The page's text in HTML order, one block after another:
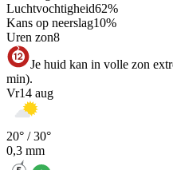
Luchtvochtigheid62%
Kans op neerslag10%
Uren zon8
Je huid kan in volle zon
min).
Vr14 aug
20° /30°
0,3 mm